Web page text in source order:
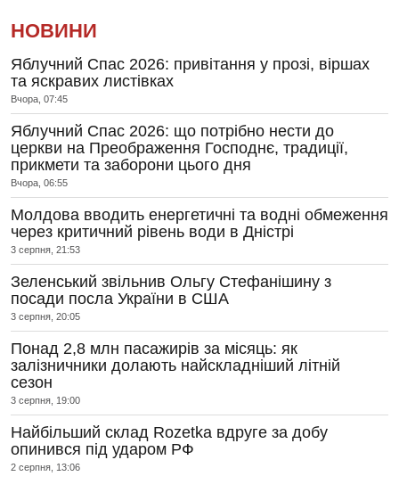
НОВИНИ
Яблучний Спас 2026: привітання у прозі, віршах
та яскравих листівках
Вчора, 07:45
Яблучний Спас 2026: що потрібно нести до
церкви на Преображення Господнє, традиції,
прикмети та заборони цього дня
Вчора, 06:55
Молдова вводить енергетичні та водні обмеження
через критичний рівень води в Дністрі
3 серпня, 21:53
Зеленський звільнив Ольгу Стефанішину з
посади посла України в США
3 серпня, 20:05
Понад 2,8 млн пасажирів за місяць: як
залізничники долають найскладніший літній
сезон
3 серпня, 19:00
Найбільший склад Rozetka вдруге за добу
опинився під ударом РФ
2 серпня, 13:06